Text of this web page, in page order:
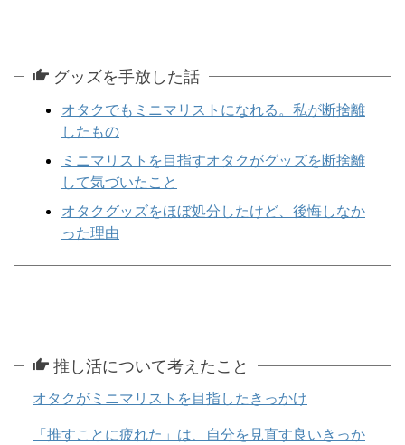
グッズを手放した話
オタクでもミニマリストになれる。私が断捨離
したもの
ミニマリストを目指すオタクがグッズを断捨離
して気づいたこと
オタクグッズをほぼ処分したけど、後悔しなか
った理由
推し活について考えたこと
オタクがミニマリストを目指したきっかけ
「推すことに疲れた」は、自分を見直す良いきっか